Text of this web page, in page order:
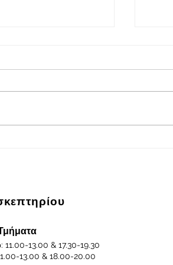
εφημερευόντων
και ημέρα Σάββατο
07/
11.00-13.00 & 17.30-19.30
13.00 & 18.00-20.00